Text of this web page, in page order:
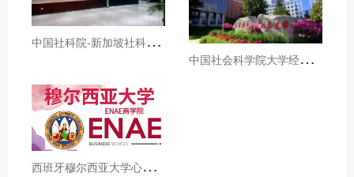
中
国社科院-新加坡社科大学全球战略领导力博士招生简章
中
国社会科学院大学经济学院国民经济学高级课程招生简章
西
班牙穆尔西亚大学心理学博士招生简章